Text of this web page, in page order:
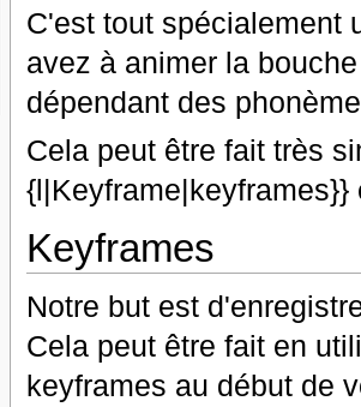
C'est tout spécialement
avez à animer la
dépendant des
Cela peut être fait très
Keyframes
Notre but est
Cela peut être fait en
keyframes au début de